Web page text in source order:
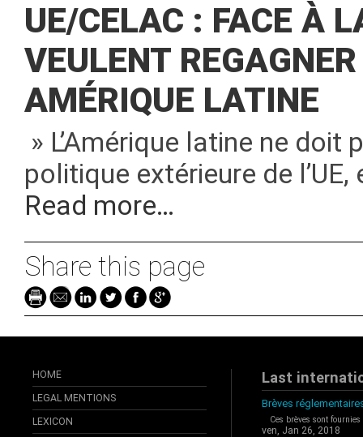
UE/CELAC : FACE À
VEULENT
AMÉRIQUE LATINE
» L’Amérique latine ne
politique extérieure de
Read more…
Share this page
HOME
LEGAL MENTIONS
LEXICON
Last
Brèves
Ces brèves sont
ven, Jan 26, 2018